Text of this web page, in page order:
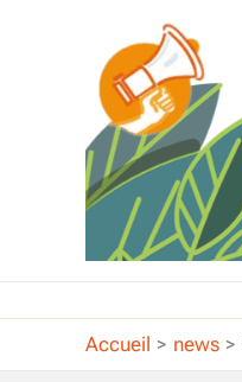
Accueil news